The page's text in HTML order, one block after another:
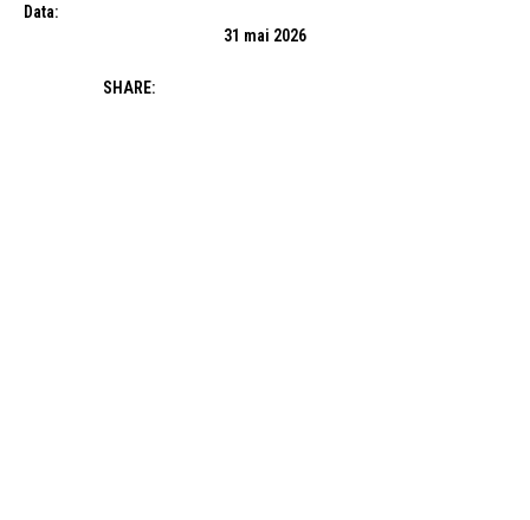
Data:
31 mai 2026
SHARE: